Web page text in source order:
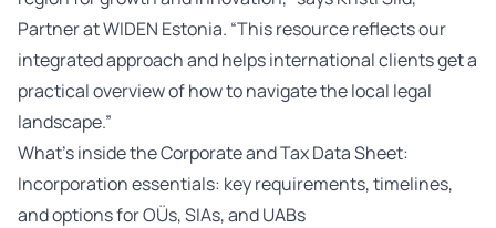
Partner at WIDEN Estonia. “This resource reflects our
integrated approach and helps international clients get a
practical overview of how to navigate the local legal
landscape.”
What’s inside the Corporate and Tax Data Sheet:
Incorporation essentials: key requirements, timelines,
and options for OÜs, SIAs, and UABs